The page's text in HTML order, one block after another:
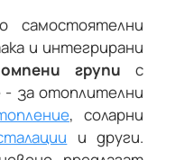
самостоятелни
и интегрирани
групи с
- за отоплителни
, соларни
и други.